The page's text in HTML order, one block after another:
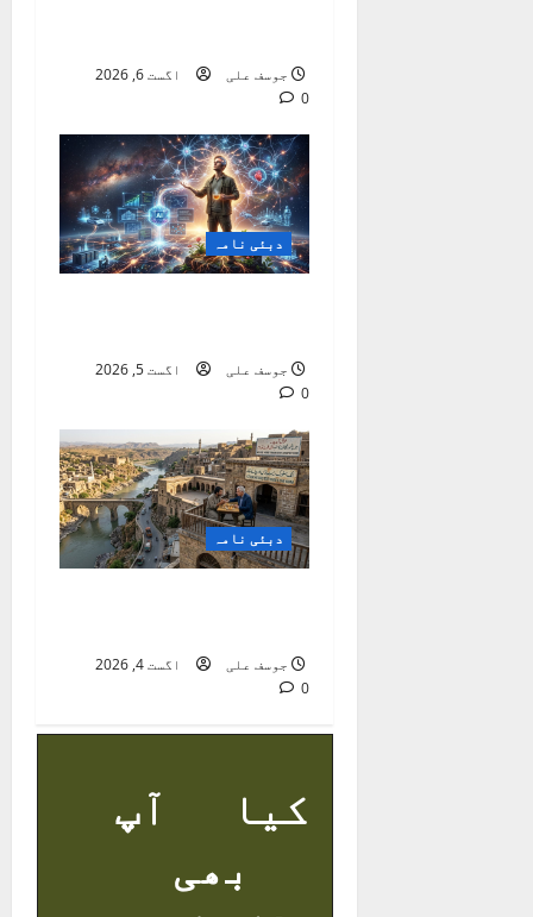
n جوسف علی
اگست 6, 2026
0
دبئی نامہ
جوسف علی
اگست 5, 2026
0
دبئی نامہ
جوسف علی
اگست 4, 2026
0
کیا آپ
بھی